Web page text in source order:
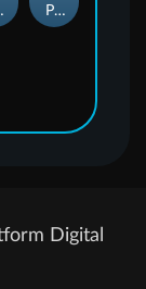
Pixies vs Pirates
Digital